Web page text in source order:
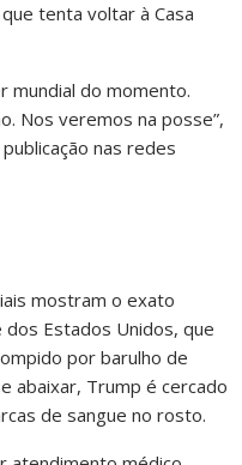
tenta voltar à Casa
mundial do momento.
Nos veremos na posse”,
nas redes
mostram o exato
Estados Unidos, que
por barulho de
abaixar, Trump é cercado
de sangue no rosto.